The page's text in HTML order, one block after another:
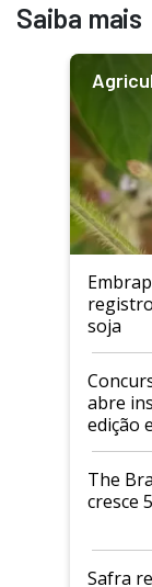
Saiba mais
soja
abre
edição
cafés
The
cresce
Safra